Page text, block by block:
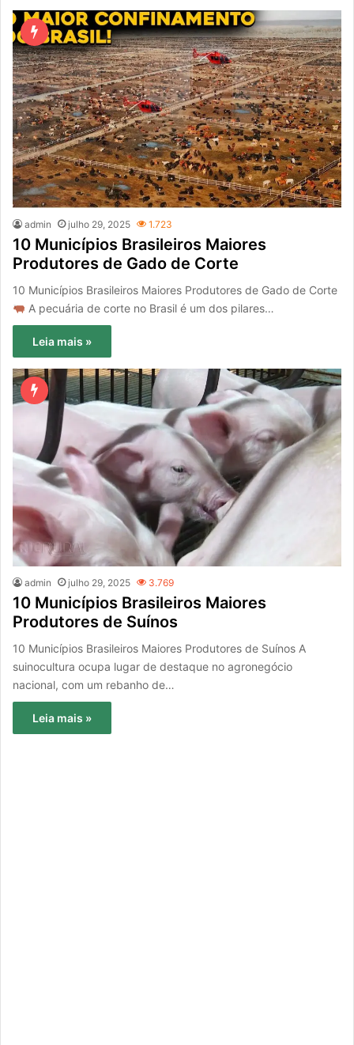
admin julho 29, 2025 1.723
10 Municípios Brasileiros Maiores
Produtores de Gado de Corte
10 Municípios Brasileiros Maiores Produtores de Gado de Corte
A pecuária de corte no Brasil é um dos pilares…
Leia mais »
admin julho 29, 2025 3.769
10 Municípios Brasileiros Maiores
Produtores de Suínos
10 Municípios Brasileiros Maiores Produtores de Suínos A
suinocultura ocupa lugar de destaque no agronegócio
nacional, com um rebanho de…
Leia mais »